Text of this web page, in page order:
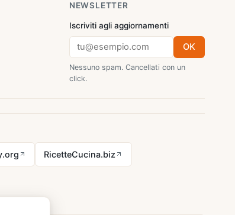
NEWSLETTER
Iscriviti agli aggiornamenti
OK
Nessuno spam. Cancellati con un
click.
RicetteCucina.biz